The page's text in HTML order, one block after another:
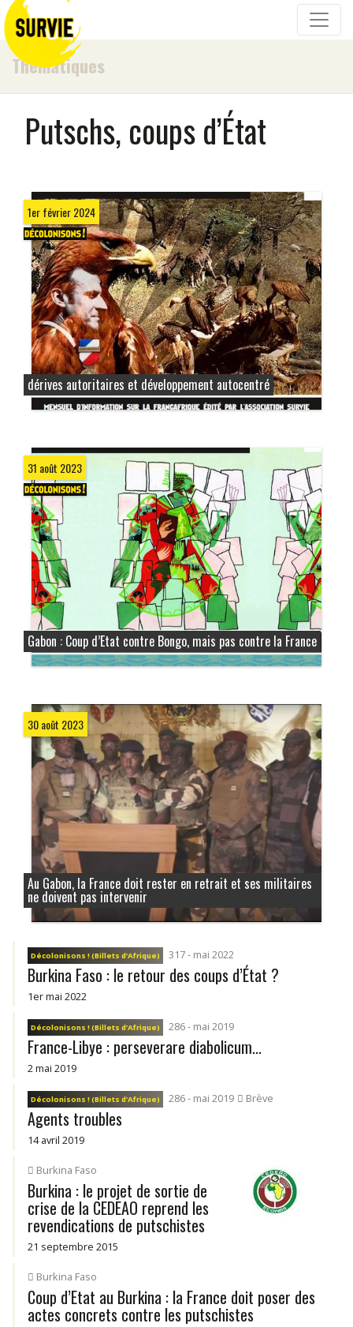
Thématiques
Putschs, coups d’État
1er février 2024
dérives autoritaires et développement autocentré
31 août 2023
Gabon : Coup d’Etat contre Bongo, mais pas contre la France
30 août 2023
Au Gabon, la France doit rester en retrait et ses militaires
ne doivent pas intervenir
Décolonisons ! (Billets d’Afrique) 317 - mai 2022
Burkina Faso : le retour des coups d’État ?
1er mai 2022
Décolonisons ! (Billets d’Afrique) 286 - mai 2019
France-Libye : perseverare diabolicum...
2 mai 2019
Décolonisons ! (Billets d’Afrique) 286 - mai 2019 Brève
Agents troubles
14 avril 2019
Burkina Faso
Burkina : le projet de sortie de
crise de la CEDEAO reprend les
revendications de putschistes
21 septembre 2015
Burkina Faso
Coup d’Etat au Burkina : la France doit poser des
actes concrets contre les putschistes